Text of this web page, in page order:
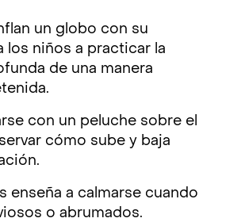
un globo con su
los niños a practicar la
de una manera
con un peluche sobre el
cómo sube y baja
enseña a calmarse cuando
o abrumados.